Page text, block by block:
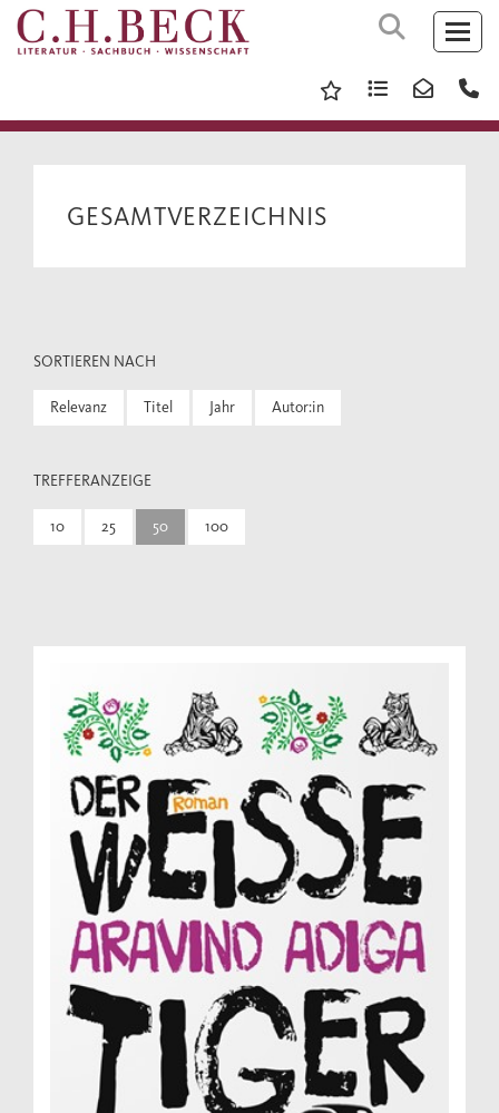
GESAMTVERZEICHNIS
SORTIEREN NACH
Relevanz Titel Jahr Autor:in
TREFFERANZEIGE
10 25 50 100